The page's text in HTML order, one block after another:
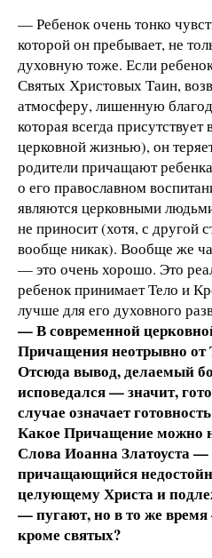
— Ребенок очень тонко
которой он пребывает, не
духовную тоже. Если
Святых Христовых Таин,
атмосферу, лишенную
которая всегда
церковной жизнью), он
родители причащают
о его православном
являются церковными
не приносит (хотя, с
вообще никак). Вообще же
— это очень хорошо. Это
ребенок принимает Тело и
лучше для его духовного
— В современной
Причащения неотрывно от
Отсюда вывод, делаемый
исповедался — значит,
случае означает
Какое Причащение можно
Слова Иоанна Златоуста —
причащающийся
целующему Христа и
— пугают, но в то же
кроме святых?